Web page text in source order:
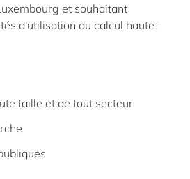
et souhaitant
d'utilisation du calcul haute-
taille et de tout secteur